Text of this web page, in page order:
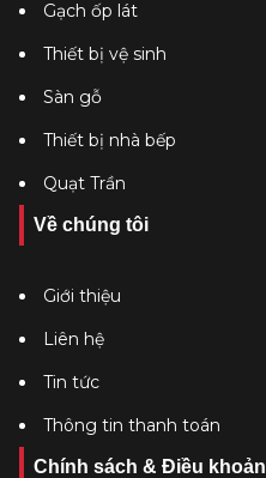
Gạch ốp lát
Thiết bị vệ sinh
Sàn gỗ
Thiết bị nhà bếp
Quạt Trần
Về chúng tôi
Giới thiệu
Liên hệ
Tin tức
Thông tin thanh toán
Chính sách & Điều khoản